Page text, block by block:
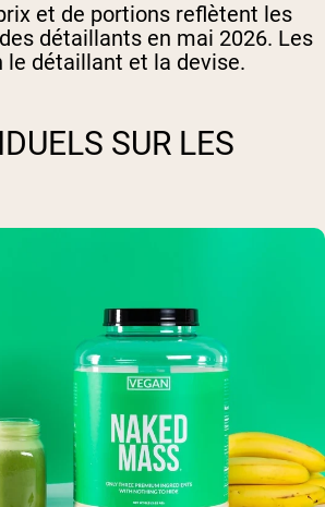
et de portions reflètent les
détaillants en mai 2026. Les
le détaillant et la devise.
SUR LES